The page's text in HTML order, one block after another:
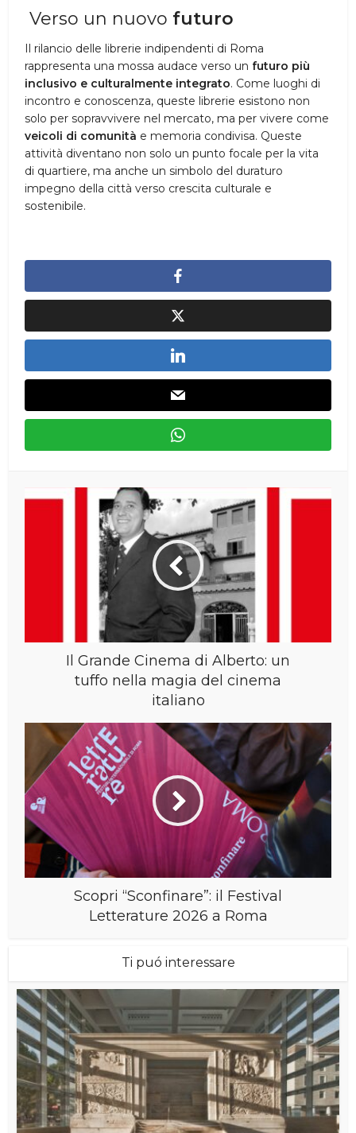
Verso un nuovo futuro
Il rilancio delle librerie indipendenti di Roma
rappresenta una mossa audace verso un futuro più
inclusivo e culturalmente integrato. Come luoghi di
incontro e conoscenza, queste librerie esistono non
solo per sopravvivere nel mercato, ma per vivere come
veicoli di comunità e memoria condivisa. Queste
attività diventano non solo un punto focale per la vita
di quartiere, ma anche un simbolo del duraturo
impegno della città verso crescita culturale e
sostenibile.
Il Grande Cinema di Alberto: un
tuffo nella magia del cinema
italiano
Scopri “Sconfinare”: il Festival
Letterature 2026 a Roma
Ti puó interessare